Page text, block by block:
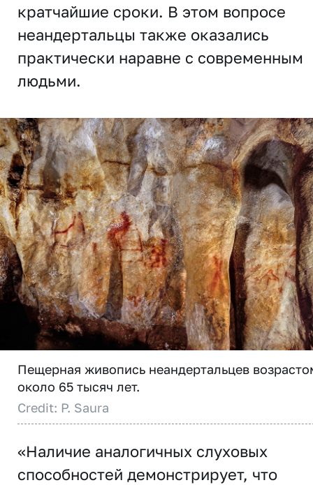
кратчайшие сроки. В этом вопросе
неандертальцы также оказались
практически наравне с современным
людьми.
Пещерная живопись неандертальцев
около 65 тысяч лет.
Credit: P. Saura
«Наличие аналогичных слуховых
способностей демонстрирует, что